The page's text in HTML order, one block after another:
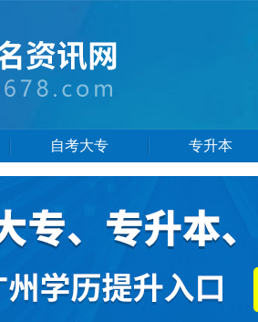
自考大专 专升本